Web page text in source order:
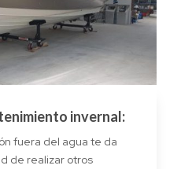
invernal:
fuera del agua te da
de realizar otros